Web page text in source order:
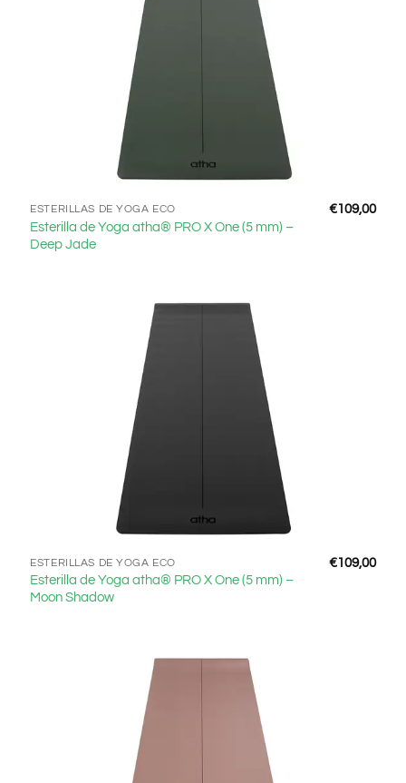
ESTERILLAS DE YOGA ECO
Esterilla de Yoga atha® PRO X One (5 mm) –
Deep Jade
€109,00
ESTERILLAS DE YOGA ECO
Esterilla de Yoga atha® PRO X One (5 mm) –
Moon Shadow
€109,00